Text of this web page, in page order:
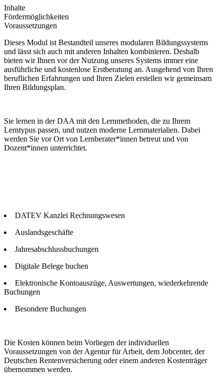
Inhalte
Fördermöglichkeiten
Voraussetzungen
Dieses Modul ist Bestandteil unseres modularen Bildungssystems
und lässt sich auch mit anderen Inhalten kombinieren. Deshalb
bieten wir Ihnen vor der Nutzung unseres Systems immer eine
ausführliche und kostenlose Erstberatung an. Ausgehend von Ihren
beruflichen Erfahrungen und Ihren Zielen erstellen wir gemeinsam
Ihren Bildungsplan.
Sie lernen in der DAA mit den Lernmethoden, die zu Ihrem
Lerntypus passen, und nutzen moderne Lernmaterialien. Dabei
werden Sie vor Ort von Lernberater*innen betreut und von
Dozent*innen unterrichtet.
DATEV Kanzlei Rechnungswesen
Auslandsgeschäfte
Jahresabschlussbuchungen
Digitale Belege buchen
Elektronische Kontoauszüge, Auswertungen, wiederkehrende
Buchungen
Besondere Buchungen
Die Kosten können beim Vorliegen der individuellen
Voraussetzungen von der Agentur für Arbeit, dem Jobcenter, der
Deutschen Rentenversicherung oder einem anderen Kostenträger
übernommen werden.